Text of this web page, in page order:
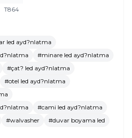
T864
led ayd?nlatma
#minare led ayd?nlatma
#çat? led ayd?nlatma
#otel led ayd?nlatma
#cami led ayd?nlatma
#walvasher
#duvar boyama led